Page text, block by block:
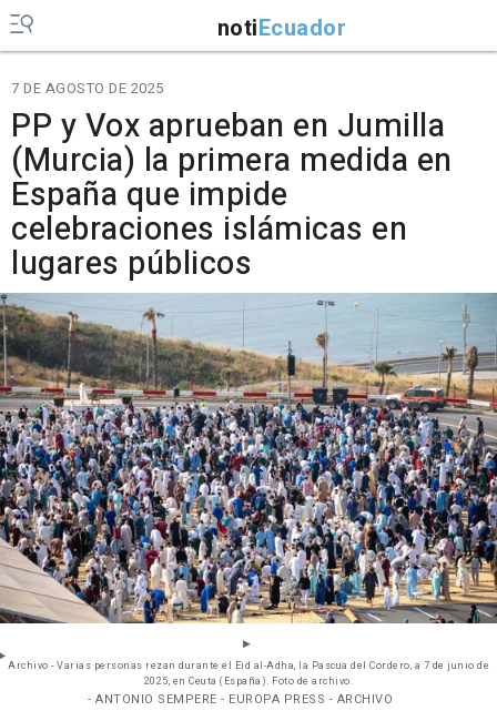
notiEcuador
7 DE AGOSTO DE 2025
PP y Vox aprueban en Jumilla
(Murcia) la primera medida en
España que impide
celebraciones islámicas en
lugares públicos
Archivo - Varias personas rezan durante el Eid al-Adha, la Pascua del Cordero, a 7 de junio de
2025, en Ceuta (España). Foto de archivo.
- ANTONIO SEMPERE - EUROPA PRESS - ARCHIVO